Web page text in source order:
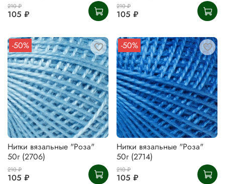
210 ₽
105 ₽
210 ₽
105 ₽
-50%
Нитки вязальные "Роза"
50г (2706)
210 ₽
105 ₽
-50%
Нитки вязальные "Роза"
50г (2714)
210 ₽
105 ₽